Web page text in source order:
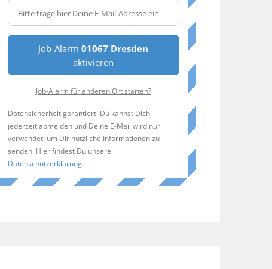
Job-Alarm01067 Dresden
aktivieren
Job-Alarm für anderen Ort starten?
Datensicherheit garantiert! Du kannst Dich
jederzeit abmelden und Deine E-Mail wird nur
verwendet, um Dir nützliche Informationen zu
senden. Hier findest Du unsere
Datenschutzerklärung.